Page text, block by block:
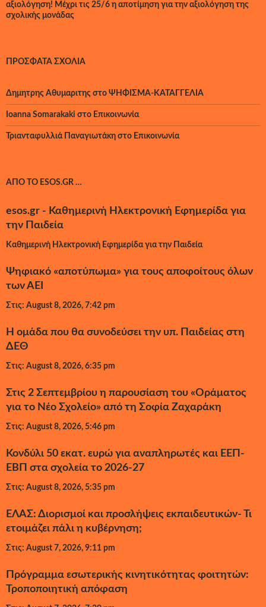
αξιολόγηση! Μέχρι τις 25/6 η αποτίμηση για την αξιολόγηση της
σχολικής μονάδας
ΠΡΌΣΦΑΤΑ ΣΧΌΛΙΑ
Δημητρης Αθυμαριτης στο ΨΗΦΙΣΜΑ-ΚΑΤΑΓΓΕΛΙΑ
Ioanna Somarakaki στο Επικοινωνία
Τριανταφυλλιά Παναγιωτάκη στο Επικοινωνία
ΑΠΌ ΤΟ ESOS.GR …
esos.gr - Καθημερινή Ηλεκτρονική Εφημερίδα για
την Παιδεία
Καθημερινή Ηλεκτρονική Εφημερίδα για την Παιδεία
Ψηφιακό «αποτύπωμα» για τους αποφοίτους όλων
των ΑΕΙ
Στις: August 8, 2026, 7:42 pm
Η ομάδα που θα συνοδεύσει την υπ. Παιδείας στη
ΔΕΘ
Στις: August 8, 2026, 6:35 pm
Στις 2 Σεπτεμβρίου η παρουσίαση του «Οράματος
για το Νέο Σχολείο» από τη Σοφία Ζαχαράκη
Στις: August 8, 2026, 5:46 pm
Κονδύλι 50 εκατ. ευρώ για αναπληρωτές και ΕΕΠ-
ΕΒΠ στα σχολεία το 2026-27
Στις: August 8, 2026, 5:35 pm
ΕΛΑΣ: Διορισμοί και προσλήψεις εκπαιδευτικών- Τι
ετοιμάζει πάλι η κυβέρνηση;
Στις: August 7, 2026, 9:11 pm
Πρόγραμμα εσωτερικής κινητικότητας φοιτητών:
Τροποποιητική απόφαση